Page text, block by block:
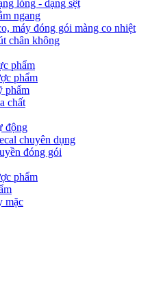
lỏng - dạng sệt
ngang
máy đóng gói màng co nhiệt
chân không
phẩm
phẩm
phẩm
chất
động
chuyên dụng
đóng gói
phẩm
mặc